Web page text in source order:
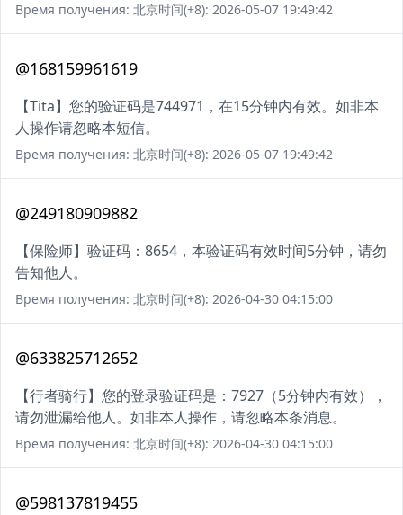
Время получения: 北京时间(+8): 2026-05-07 19:49:42
@168159961619
【Tita】您的验证码是744971，在15分钟内有效。如非本
人操作请忽略本短信。
Время получения: 北京时间(+8): 2026-05-07 19:49:42
@249180909882
【保险师】验证码：8654，本验证码有效时间5分钟，请勿
告知他人。
Время получения: 北京时间(+8): 2026-04-30 04:15:00
@633825712652
【行者骑行】您的登录验证码是：7927（5分钟内有效），
请勿泄漏给他人。如非本人操作，请忽略本条消息。
Время получения: 北京时间(+8): 2026-04-30 04:15:00
@598137819455